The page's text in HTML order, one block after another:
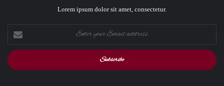
Lorem ipsum dolor sit amet, consectetur.
your
Email
address